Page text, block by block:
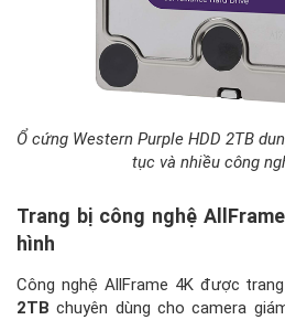
Ổ cứng Western Purple HDD 2TB
tục và nhiều công
Trang bị công nghệ
hình
Công nghệ AllFrame 4K được
2TB chuyên dùng cho camera